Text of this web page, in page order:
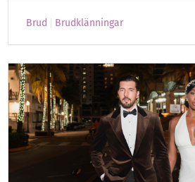
Brud Brudklänningar